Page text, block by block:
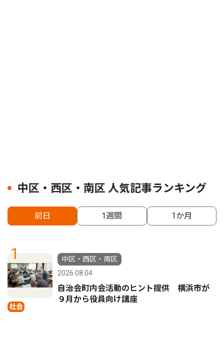
中区・西区・南区 人気記事ランキング
前日 1週間 1か月
1
社会
中区・西区・南区
2026.08.04
自治会町内会活動のヒント提供 横浜市が
９月から役員向け講座